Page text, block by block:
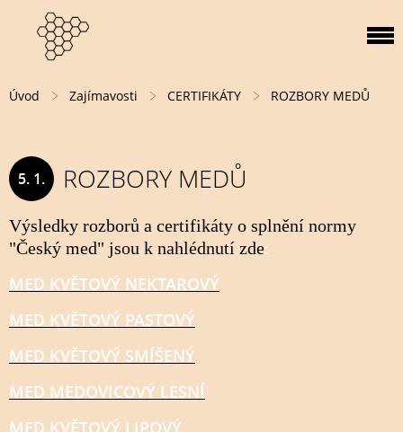
Úvod Zajímavosti CERTIFIKÁTY ROZBORY MEDŮ
5. 1.
2017
ROZBORY MEDŮ
Výsledky rozborů a certifikáty o splnění normy
"Český med" jsou k nahlédnutí zde:
MED KVĚTOVÝ NEKTAROVÝ
MED KVĚTOVÝ PASTOVÝ
MED KVĚTOVÝ SMÍŠENÝ
MED MEDOVICOVÝ LESNÍ
MED KVĚTOVÝ LIPOVÝ